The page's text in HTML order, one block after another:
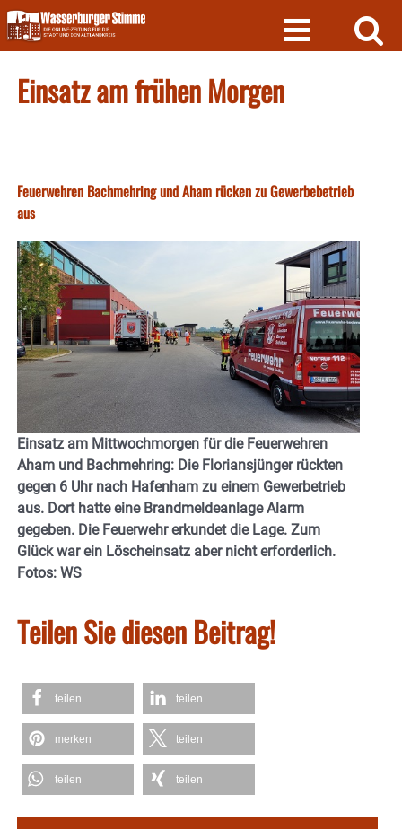
Skip
to
content
Einsatz am frühen Morgen
Feuerwehren Bachmehring und Aham rücken zu Gewerbebetrieb
aus
Einsatz am Mittwochmorgen für die Feuerwehren
Aham und Bachmehring: Die Floriansjünger rückten
gegen 6 Uhr nach Hafenham zu einem Gewerbetrieb
aus. Dort hatte eine Brandmeldeanlage Alarm
gegeben. Die Feuerwehr erkundet die Lage. Zum
Glück war ein Löscheinsatz aber nicht erforderlich.
Fotos: WS
Teilen Sie diesen Beitrag!
teilen teilen
merken teilen
teilen teilen